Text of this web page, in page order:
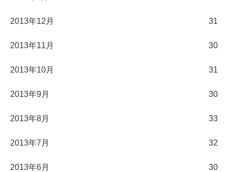
2013年12月 31
2013年11月 30
2013年10月 31
2013年9月 30
2013年8月 33
2013年7月 32
2013年6月 30